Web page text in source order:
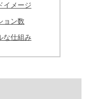
イメージ
ョン数
な仕組み